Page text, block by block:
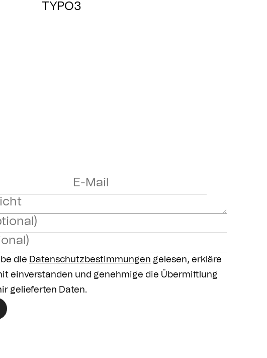
TYPO3
die Datenschutzbestimmungen gelesen, erkläre
einverstanden und genehmige die Übermittlung
gelieferten Daten.